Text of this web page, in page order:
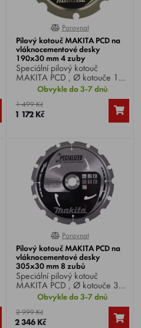
0%
Porovnat
Pilový kotouč MAKITA PCD na
vláknocementové desky
190x30 mm 4 zuby
Speciální pilový kotouč
MAKITA PCD , Ø kotouče 190
mm, Ø otvoru 30 mm, 4 zuby ,
ideální na vláknocementové
desky.
Obvykle do 3-7 dnů
1 499 Kč
1 172 Kč
0%
Porovnat
Pilový kotouč MAKITA PCD na
vláknocementové desky
305x30 mm 8 zubů
Speciální pilový kotouč
MAKITA PCD , Ø kotouče 305
mm, Ø otvoru 30 mm, 8 zubů,
ideální na vláknocementové
desky.
Obvykle do 3-7 dnů
2 999 Kč
2 346 Kč